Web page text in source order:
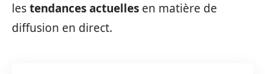
lestendances actuelles en matière de
diffusion en direct.